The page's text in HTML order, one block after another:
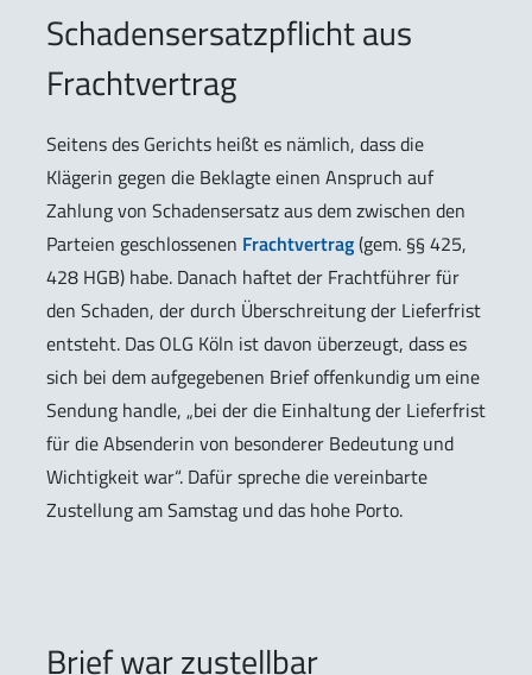
Schadensersatzpflicht aus
Frachtvertrag
Seitens des Gerichts heißt es nämlich, dass die
Klägerin gegen die Beklagte einen Anspruch auf
Zahlung von Schadensersatz aus dem zwischen den
Parteien geschlossenen Frachtvertrag(gem. §§ 425,
428 HGB) habe. Danach haftet der Frachtführer für
den Schaden, der durch Überschreitung der Lieferfrist
entsteht. Das OLG Köln ist davon überzeugt, dass es
sich bei dem aufgegebenen Brief offenkundig um eine
Sendung handle, „bei der die Einhaltung der Lieferfrist
für die Absenderin von besonderer Bedeutung und
Wichtigkeit war“. Dafür spreche die vereinbarte
Zustellung am Samstag und das hohe Porto.
Brief war zustellbar